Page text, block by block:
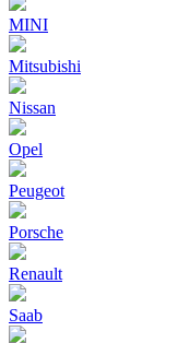
MINI
Mitsubishi
Nissan
Opel
Peugeot
Porsche
Renault
Saab